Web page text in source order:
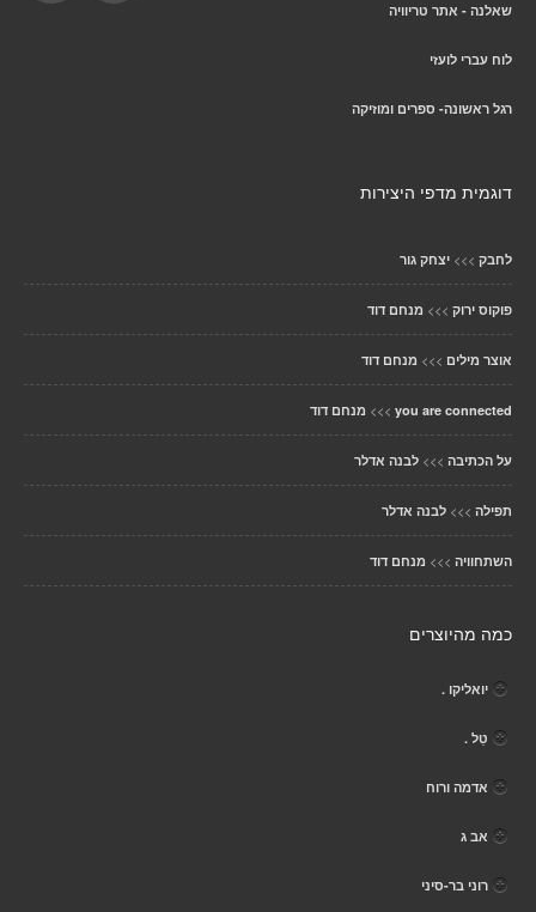
שאלנה - אתר טריוויה
לוח עברי לועזי
רגל ראשונה- ספרים ומוזיקה
דוגמית מדפי היצירות
לחבק >>> יצחק גור
פוקוס ירוק >>> מנחם דוד
אוצר מילים >>> מנחם דוד
you are connected
>>> מנחם דוד
על הכתיבה >>> לבנה אדלר
תפילה >>> לבנה אדלר
השתחוויה >>> מנחם דוד
כמה מהיוצרים
יואליקו .
טַל .
אדמה ורוח
אב ג
רוני בר-סיני